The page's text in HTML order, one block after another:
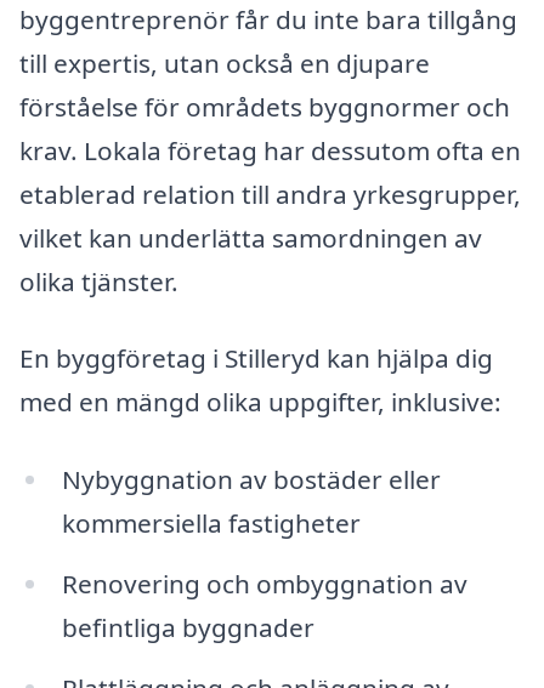
byggentreprenör får du inte bara tillgång
till expertis, utan också en djupare
förståelse för områdets byggnormer och
krav. Lokala företag har dessutom ofta en
etablerad relation till andra yrkesgrupper,
vilket kan underlätta samordningen av
olika tjänster.
En byggföretag i Stilleryd kan hjälpa dig
med en mängd olika uppgifter, inklusive:
Nybyggnation av bostäder eller
kommersiella fastigheter
Renovering och ombyggnation av
befintliga byggnader